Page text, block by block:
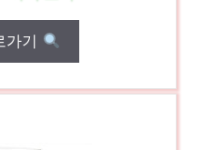
가기